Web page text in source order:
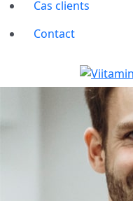
Cas clients
Contact